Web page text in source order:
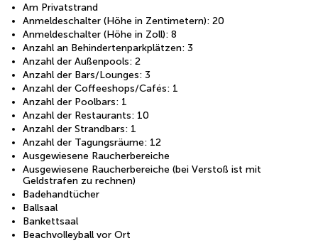
Am Privatstrand
Anmeldeschalter (Höhe in Zentimetern): 20
Anmeldeschalter (Höhe in Zoll): 8
Anzahl an Behindertenparkplätzen: 3
Anzahl der Außenpools: 2
Anzahl der Bars/Lounges: 3
Anzahl der Coffeeshops/Cafés: 1
Anzahl der Poolbars: 1
Anzahl der Restaurants: 10
Anzahl der Strandbars: 1
Anzahl der Tagungsräume: 12
Ausgewiesene Raucherbereiche
Ausgewiesene Raucherbereiche (bei Verstoß ist mit
Geldstrafen zu rechnen)
Badehandtücher
Ballsaal
Bankettsaal
Beachvolleyball vor Ort